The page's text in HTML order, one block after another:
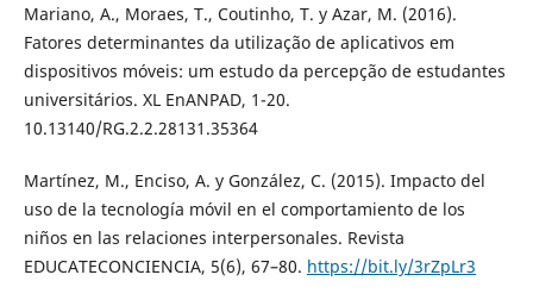
Mariano, A., Moraes, T., Coutinho, T. y Azar, M. (2016).
Fatores determinantes da utilização de aplicativos em
dispositivos móveis: um estudo da percepção de estudantes
universitários. XL EnANPAD, 1-20.
10.13140/RG.2.2.28131.35364
Martínez, M., Enciso, A. y González, C. (2015). Impacto del
uso de la tecnología móvil en el comportamiento de los
niños en las relaciones interpersonales. Revista
EDUCATECONCIENCIA, 5(6), 67–80. https://bit.ly/3rZpLr3